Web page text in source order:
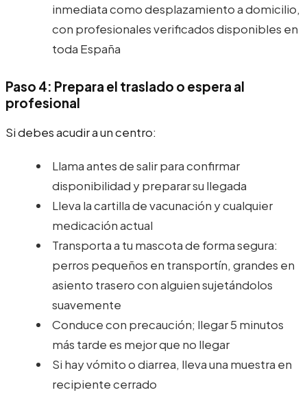
inmediata como desplazamiento a domicilio,
con profesionales verificados disponibles en
toda España
Paso 4: Prepara el traslado o espera al
profesional
Si debes acudir a un centro:
Llama antes de salir para confirmar
disponibilidad y preparar su llegada
Lleva la cartilla de vacunación y cualquier
medicación actual
Transporta a tu mascota de forma segura:
perros pequeños en transportín, grandes en
asiento trasero con alguien sujetándolos
suavemente
Conduce con precaución; llegar 5 minutos
más tarde es mejor que no llegar
Si hay vómito o diarrea, lleva una muestra en
recipiente cerrado